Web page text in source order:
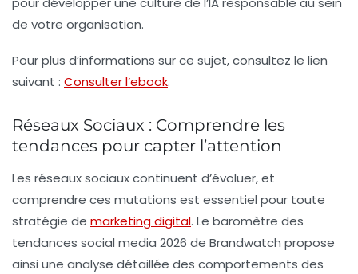
de votre organisation.
Pour plus d’informations sur ce sujet, consultez le lien
suivant : Consulter l’ebook.
Réseaux Sociaux : Comprendre les
tendances pour capter l’attention
Les réseaux sociaux continuent d’évoluer, et
comprendre ces mutations est essentiel pour toute
stratégie de marketing digital. Le baromètre des
tendances social media 2026 de Brandwatch propose
ainsi une analyse détaillée des comportements des